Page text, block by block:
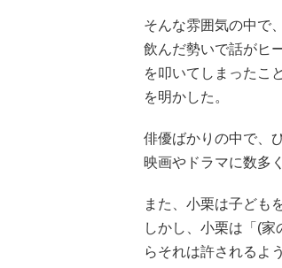
そんな雰囲気の中で
飲んだ勢いで話がヒ
を叩いてしまったこ
を明かした。
俳優ばかりの中で、
映画やドラマに数多
また、小栗は子ども
しかし、小栗は「(
らそれは許されるよ